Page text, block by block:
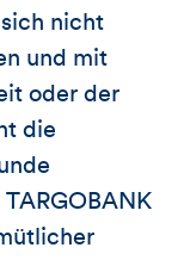
sich nicht
und mit
oder der
die